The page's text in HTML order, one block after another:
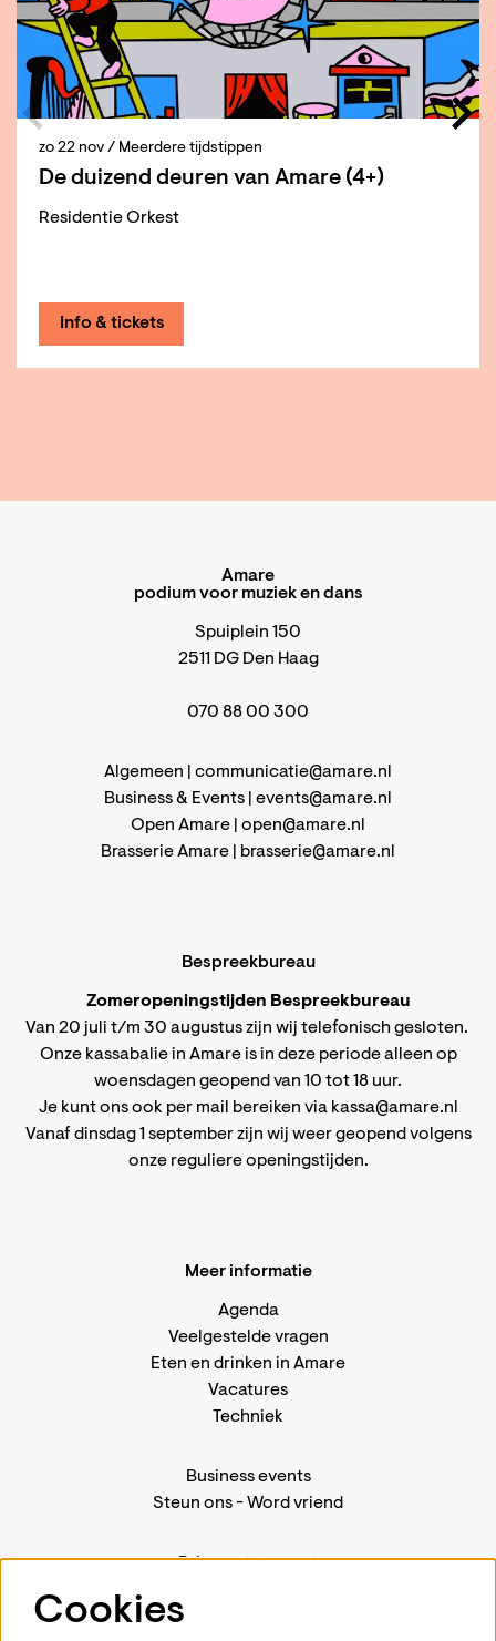
De duizend deuren van Amare (4+)
Residentie Orkest
zo 22 nov / Meerdere tijdstippen
Info & tickets
Amare
podium voor muziek en dans
Spuiplein 150
2511 DG Den Haag
070 88 00 300
Algemeen | communicatie@amare.nl
Business & Events | events@amare.nl
Open Amare | open@amare.nl
Brasserie Amare | brasserie@amare.nl
Bespreekbureau
Zomeropeningstijden Bespreekbureau
Van 20 juli t/m 30 augustus zijn wij telefonisch gesloten.
Onze kassabalie in Amare is in deze periode alleen op
woensdagen geopend van 10 tot 18 uur.
Je kunt ons ook per mail bereiken via kassa@amare.nl
Vanaf dinsdag 1 september zijn wij weer geopend volgens
onze reguliere openingstijden.
Meer informatie
Agenda
Veelgestelde vragen
Eten en drinken in Amare
Vacatures
Techniek
Business events
Steun ons-Word vriend
Privacystatement
Cookies